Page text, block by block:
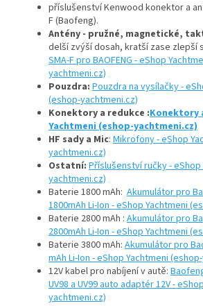
příslušenství Kenwood konektor a
F (Baofeng).
Antény - pružné, magnetické,
delší zvýší dosah, kratší zase zlepší
SMA-F pro BAOFENG - eShop
yachtmeni.cz)
Pouzdra: Pouzdra na vysílačky -
(eshop-yachtmeni.cz)
Konektory a redukce :Konektory
Yachtmeni (eshop-yachtmeni.cz)
HF sady a Mic: Mikrofony - eShop
yachtmeni.cz)
Ostatní: Příslušenství ručky -
yachtmeni.cz)
Baterie 1800 mAh: Akumulátor pro
1800mAh Li-Ion - eShop Yachtmeni
Baterie 2800 mAh : Akumulátor pro
2800mAh Li-Ion - eShop Yachtmeni
Baterie 3800 mAh: Akumulátor pro
mAh Li-Ion - eShop Yachtmeni
12V kabel pro nabíjení v autě:
UV98 a UV99 auto adaptér 12V -
yachtmeni.cz)